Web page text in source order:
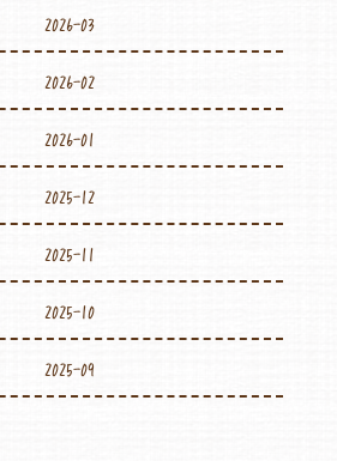
2026-03
2026-02
2026-01
2025-12
2025-11
2025-10
2025-09